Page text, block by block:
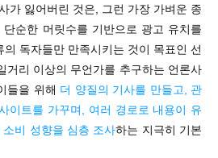
가 잃어버린 것은, 그런 가장 가벼운 종
순한 머릿수를 기반으로 광고 유치를
독자들만 만족시키는 것이 목표인 선
거리 이상의 무언가를 추구하는 언론사
들을 위해 더 양질의 기사를 만들고, 관
이트를 가꾸며, 여러 경로로 내용이 유
비 성향을 심층 조사하는 지극히 기본